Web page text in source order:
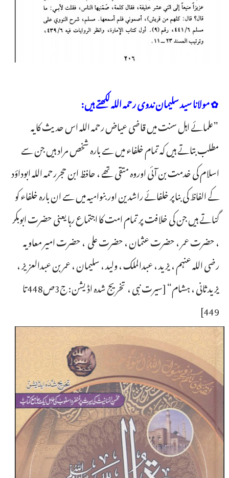
✿ مولانا سید سلیمان ندوی رحمہ اللہ لکھتے ہیں:
”علمائے اہل سنت میں قاضی عیاض رحمہ اللہ اس حدیث کا یہ
مطلب بتاتے ہیں کہ تمام خلفاء میں سے بارہ شخص مراد ہیں جن سے
اسلام کی خدمت بن آئی اوروہ متقی تھے ، حافظ ابن حجررحمہ اللہ ابوداؤد
کے الفاظ کی بناپر خلفائے راشدین اوربنوامیہ میں سے ان بارہ خلفاء کو
گناتے ہیں جن کی خلافت پر تمام امت کا اجتماع رہا یعنی حضرت ابوبکر
، حضرت عمر ، حضرت عثمان ، حضرت علی ، حضرت امیر معاویہ
رضی اللہ عنہم ، یزید ، عبدالملک ، ولید ، سلیمان ، عمر بن عبدالعزیز ،
یزید ثانی ، ہشام“ [سیرت نبی ، تخریج شدہ اڈیشن: ج3ص448 تا
449]